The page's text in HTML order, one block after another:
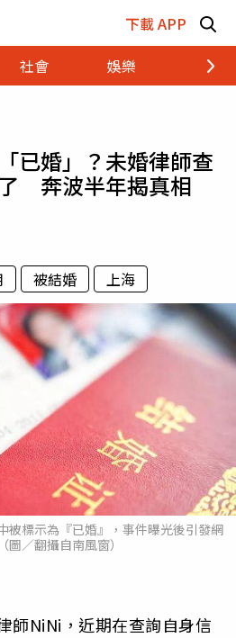
下載 APP
社會 娛樂 財經
已婚」？未婚律師查
奔波半年揭真相
被結婚 上海
被標示為『已婚』，事件曝光後引發網
圖／翻攝自南風窗）
師NiNi，近期在查詢自身信